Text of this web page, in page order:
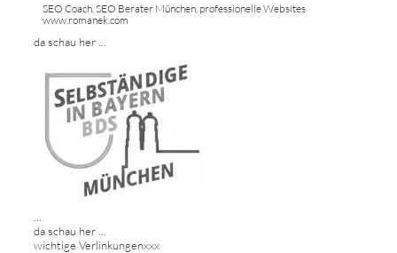
SEO Coach, SEO Berater München, professionelle Websites
www.romanek.com
da schau her ...
da schau her ...
wichtige Verlinkungenxxx